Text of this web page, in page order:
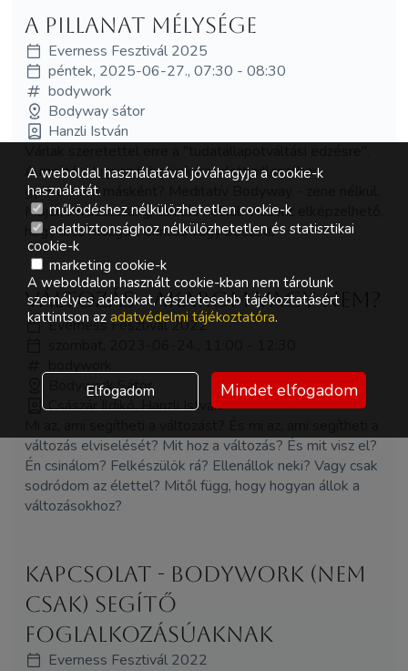
A pillanat mélysége
Everness Fesztivál 2025
péntek, 2025-06-27., 07:30 - 08:30
bodywork
Bodyway sátor
Hanzli István
A mottó: Hogyan lehetünk az adott pillanatban
gyökeresen másként? Meditatív Bodyway - zene nélkül.
Majdnem szatszang, tanítás nélkül. Viszont elképzelhető,
hogy lesz mozgás, érintés vagy beszéd.
Változás - akarom vagy nem?
Everness Fesztivál 2022
Bodywork Sátor
Császár Ildikó, Hanzli István
változás elviselését? Mit hoz a változás? És mit visz el?
Én csinálom? Felkészülök rá? Ellenállok neki? Vagy csak
sodródom az élettel? Mitől függ, hogy hogyan állok a
változásokhoz?
Kapcsolat - Bodywork (nem
csak) segítő
foglalkozásúaknak
Everness Fesztivál 2022
A weboldal használatával jóváhagyja a cookie-k
használatát.
működéshez nélkülözhetetlen cookie-k
adatbiztonsághoz nélkülözhetetlen és statisztikai
cookie-k
marketing cookie-k
A weboldalon használt cookie-kban nem tárolunk
személyes adatokat, részletesebb tájékoztatásért
kattintson az adatvédelmi tájékoztatóra.
Elfogadom Mindet elfogadom